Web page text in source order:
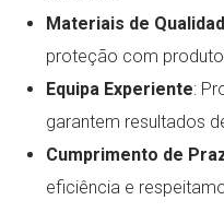
Materiais de
proteção com
Equipa Experiente:
garantem resultados
Cumprimento de
eficiência e